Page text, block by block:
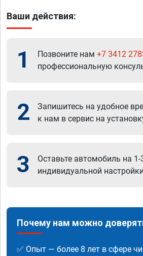
Ваши действия:
1 Позвоните нам +7 3412
профессиональную
2
Запишитесь на удобное
к нам в сервис на
3
Оставьте автомобиль на 1-
индивидуальной
Почему нам можно
✅ Опыт — более 8 лет в сфере